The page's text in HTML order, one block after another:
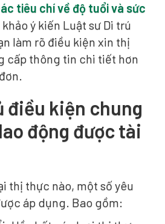
tiêu chí về độ tuổi và sức
ý kiến Luật sư Di trú
làm rõ điều kiện xin thị
cấp thông tin chi tiết hơn
điều kiện chung
động được tài
thị thực nào, một số yêu
áp dụng. Bao gồm: